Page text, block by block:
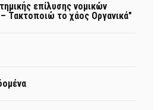
επίλυσης νομικών
Τακτοποιώ το χάος Οργανικά"